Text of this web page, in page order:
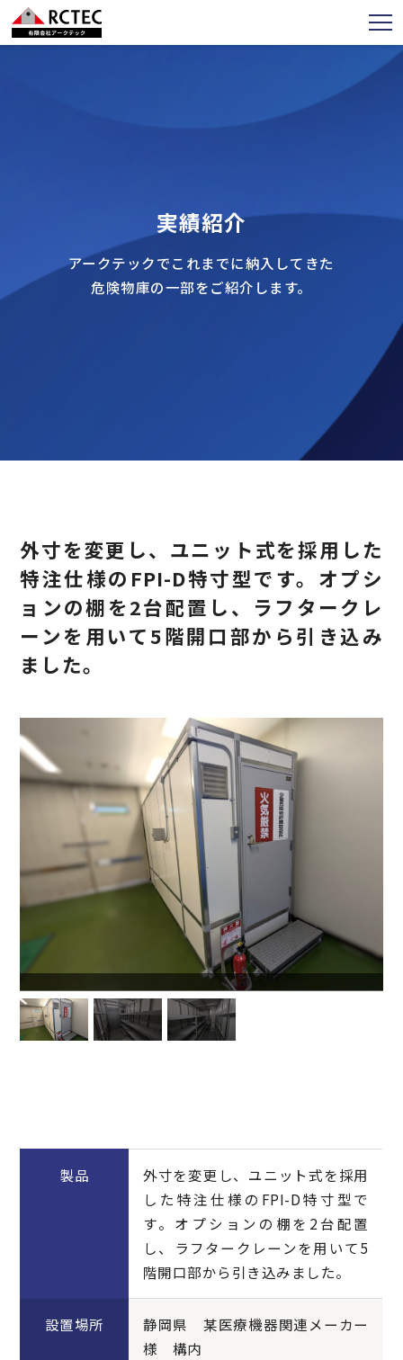
実績紹介
アークテックでこれまでに納入してきた
危険物庫の一部をご紹介します。
外寸を変更し、ユニット式を採用した
特注仕様のFPI-D特寸型です。オプシ
ョンの棚を2台配置し、ラフタークレ
ーンを用いて5階開口部から引き込み
ました。
製品
外寸を変更し、ユニット式を採用
した特注仕様のFPI-D特寸型で
す。オプションの棚を2台配置
し、ラフタークレーンを用いて5
階開口部から引き込みました。
設置場所
静岡県 某医療機器関連メーカー
様 構内